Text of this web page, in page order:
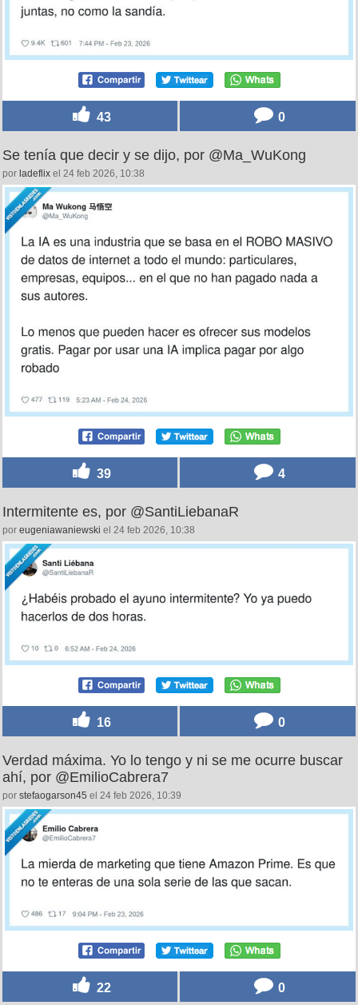
43 0
Se tenía que decir y se dijo, por @Ma_WuKong
por ladeflix el 24 feb 2026, 10:38
39 4
Intermitente es, por @SantiLiebanaR
por eugeniawaniewski el 24 feb 2026, 10:38
16 0
Verdad máxima. Yo lo tengo y ni se me ocurre buscar
ahí, por @EmilioCabrera7
por stefaogarson45 el 24 feb 2026, 10:39
22 0